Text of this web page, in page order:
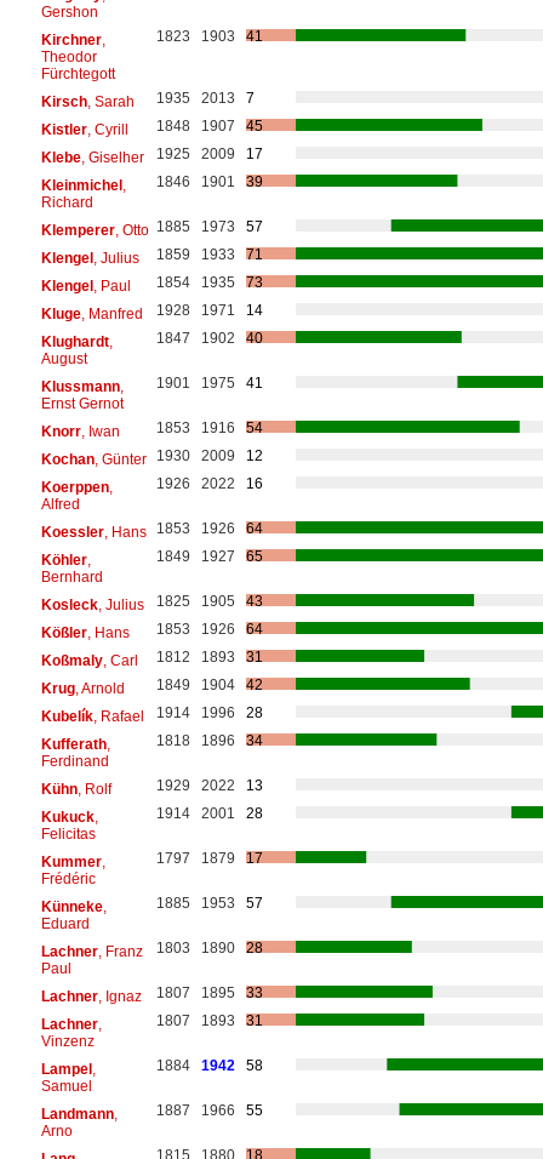
Gershon
Kirchner,
Theodor
Fürchtegott
1823 1903 41
Kirsch, Sarah 1935 2013
7
Kistler, Cyrill 1848 1907
45
Klebe, Giselher 1925 2009
17
Kleinmichel,
Richard
1846 1901 39
Klemperer, Otto 1885 1973
57
Klengel, Julius 1859 1933
71
Klengel, Paul 1854 1935
73
Kluge, Manfred 1928 1971
14
Klughardt,
August
1847 1902 40
Klussmann,
Ernst Gernot
1901 1975 41
Knorr, Iwan 1853 1916
54
Kochan, Günter 1930 2009
12
Koerppen,
Alfred
1926 2022 16
Koessler, Hans 1853 1926
64
Köhler,
Bernhard
1849 1927 65
Kosleck, Julius 1825 1905
43
Kößler, Hans 1853 1926
64
Koßmaly, Carl 1812 1893
31
Krug, Arnold 1849 1904
42
Kubelík, Rafael 1914 1996
28
Kufferath,
Ferdinand
1818 1896 34
Kühn, Rolf 1929 2022
13
Kukuck,
Felicitas
1914 2001 28
Kummer,
Frédéric
1797 1879 17
Künneke,
Eduard
1885 1953 57
Lachner, Franz
Paul
1803 1890 28
Lachner, Ignaz 1807 1895
33
Lachner,
Vinzenz
1807 1893 31
Lampel,
Samuel
1884 1942 58
Landmann,
Arno
1887 1966 55
1815 1880 18